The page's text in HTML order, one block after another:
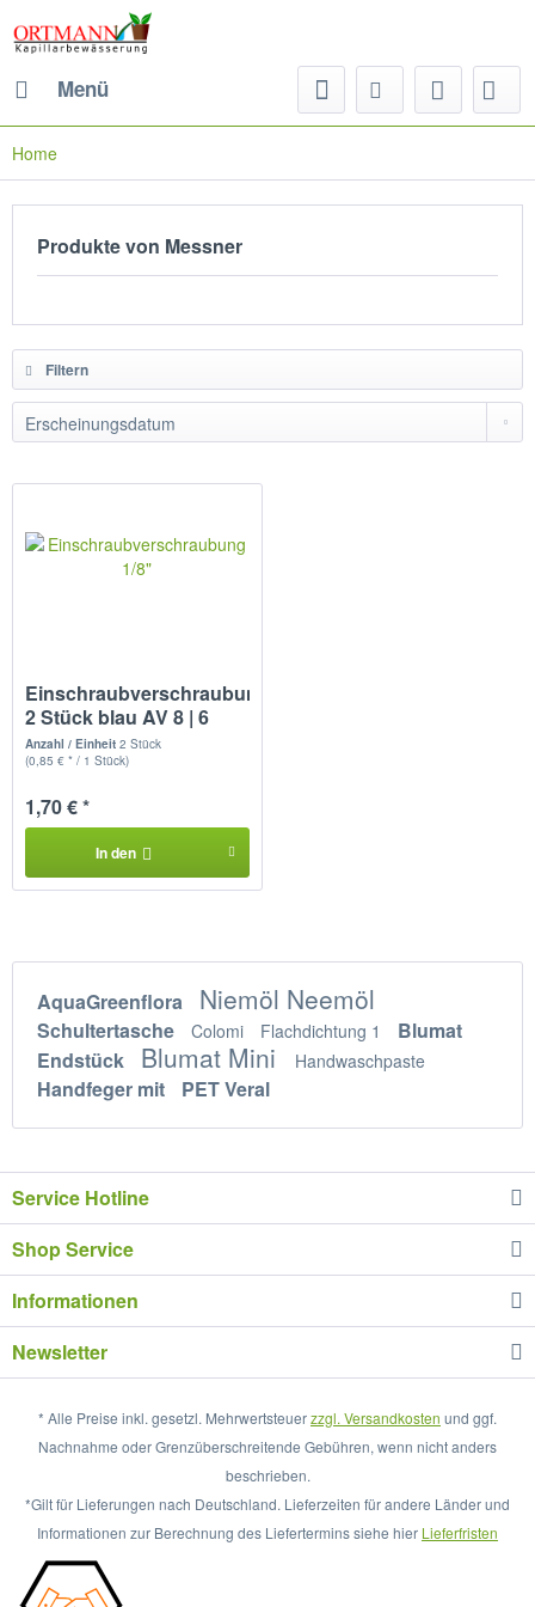
Menü
Home
Produkte von Messner
Filtern
Einschraubverschraubung
2 Stück blau AV 8 | 6
1/8"
Anzahl / Einheit2 Stück
(0,85 € * / 1 Stück)
1,70 € *
In den
AquaGreenflora Niemöl Neemöl
Schultertasche Colomi Flachdichtung 1
Blumat
Endstück
Blumat Mini Handwaschpaste
Handfeger mit PET Veral
Service Hotline
Shop Service
Informationen
Newsletter
* Alle Preise inkl. gesetzl. Mehrwertsteuerzzgl. Versandkosten und ggf.
Nachnahme oder Grenzüberschreitende Gebühren, wenn nicht anders
beschrieben.
*Gilt für Lieferungen nach Deutschland. Lieferzeiten für andere Länder und
Informationen zur Berechnung des Liefertermins siehe hier Lieferfristen